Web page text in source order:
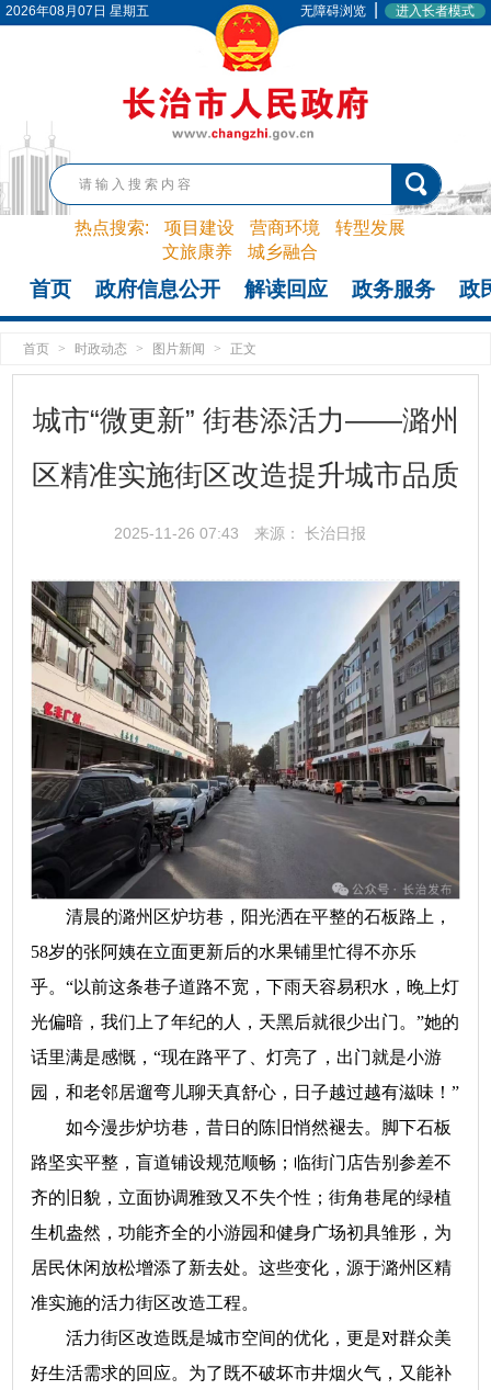
2026年08月07日 星期五 无障碍浏览 进入长者模式
热点搜索: 项目建设 营商环境
转型发展
文旅康养
城乡融合
首页 政府信息公开 解读回应 政务服务 政
首页 > 时政动态 > 图片新闻 > 正文
城市“微更新” 街巷添活力——潞州
区精准实施街区改造提升城市品质
2025-11-26 07:43 来源： 长治日报
清晨的潞州区炉坊巷，阳光洒在平整的石板路上，
58岁的张阿姨在立面更新后的水果铺里忙得不亦乐
乎。“以前这条巷子道路不宽，下雨天容易积水，晚上灯
光偏暗，我们上了年纪的人，天黑后就很少出门。”她的
话里满是感慨，“现在路平了、灯亮了，出门就是小游
园，和老邻居遛弯儿聊天真舒心，日子越过越有滋味！”
如今漫步炉坊巷，昔日的陈旧悄然褪去。脚下石板
路坚实平整，盲道铺设规范顺畅；临街门店告别参差不
齐的旧貌，立面协调雅致又不失个性；街角巷尾的绿植
生机盎然，功能齐全的小游园和健身广场初具雏形，为
居民休闲放松增添了新去处。这些变化，源于潞州区精
准实施的活力街区改造工程。
活力街区改造既是城市空间的优化，更是对群众美
好生活需求的回应。为了既不破坏市井烟火气，又能补